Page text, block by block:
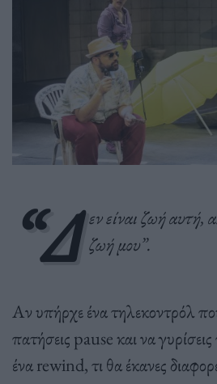
“Δ εν είναι ζωή αυτή,
ζωή μου”.
Αν υπήρχε ένα τηλεκοντρόλ
πατήσεις pause και να
ένα rewind, τι θα έκανες